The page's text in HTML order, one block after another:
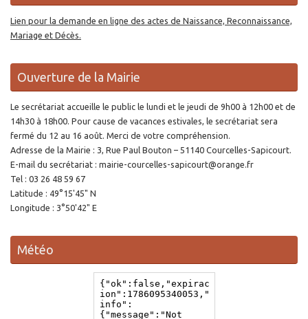
Lien pour la demande en ligne des actes de Naissance, Reconnaissance,
Mariage et Décès.
Ouverture de la Mairie
Le secrétariat accueille le public le lundi et le jeudi de 9h00 à 12h00 et de
14h30 à 18h00. Pour cause de vacances estivales, le secrétariat sera
fermé du 12 au 16 août. Merci de votre compréhension.
Adresse de la Mairie : 3, Rue Paul Bouton – 51140 Courcelles-Sapicourt.
E-mail du secrétariat : mairie-courcelles-sapicourt@orange.fr
Tel : 03 26 48 59 67
Latitude : 49°15'45" N
Longitude : 3°50'42" E
Météo